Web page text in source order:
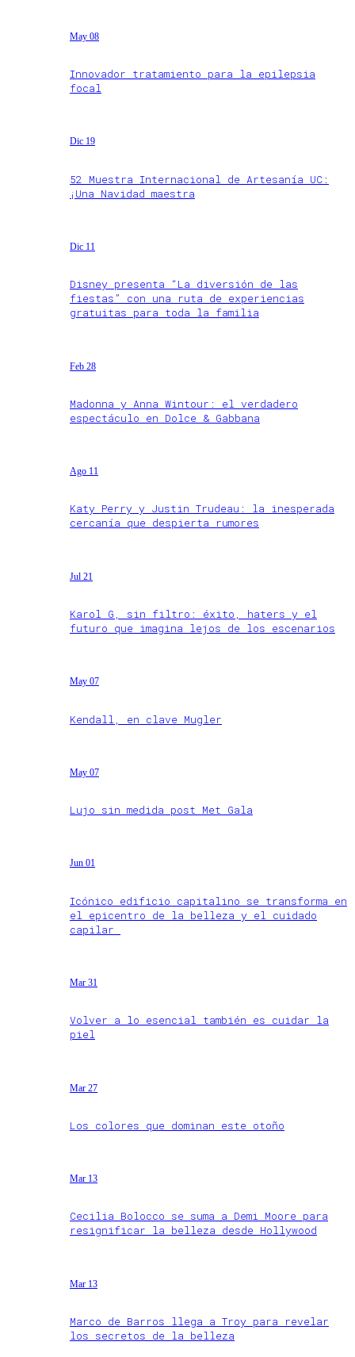
May 08
Innovador tratamiento para la epilepsia
focal
Dic 19
52 Muestra Internacional de Artesanía UC:
¡Una Navidad maestra
Dic 11
Disney presenta “La diversión de las
fiestas” con una ruta de experiencias
gratuitas para toda la familia
Feb 28
Madonna y Anna Wintour: el verdadero
espectáculo en Dolce & Gabbana
Ago 11
Katy Perry y Justin Trudeau: la inesperada
cercanía que despierta rumores
Jul 21
Karol G, sin filtro: éxito, haters y el
futuro que imagina lejos de los escenarios
May 07
Kendall, en clave Mugler
May 07
Lujo sin medida post Met Gala
Jun 01
Icónico edificio capitalino se transforma en
el epicentro de la belleza y el cuidado
capilar
Mar 31
Volver a lo esencial también es cuidar la
piel
Mar 27
Los colores que dominan este otoño
Mar 13
Cecilia Bolocco se suma a Demi Moore para
resignificar la belleza desde Hollywood
Mar 13
Marco de Barros llega a Troy para revelar
los secretos de la belleza